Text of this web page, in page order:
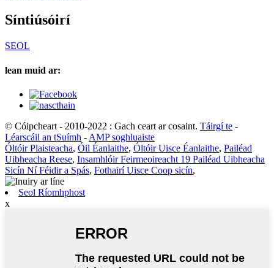
Síntiúsóirí
SEOL
lean muid ar:
© Cóipcheart - 2010-2022 : Gach ceart ar cosaint. Táirgí te -
Léarscáil an tSuímh - AMP soghluaiste
Óltóir Plaisteacha, Óil Éanlaithe, Óltóir Uisce Éanlaithe, Pailéad
Uibheacha Reese, Insamhlóir Feirmeoireacht 19 Pailéad Uibheacha
Sicín Ní Féidir a Spás, Fothairí Uisce Coop sicín,
Seol Ríomhphost
x